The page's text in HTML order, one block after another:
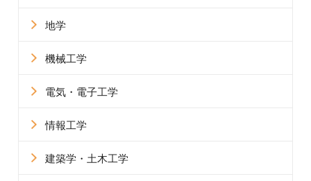
地学
機械工学
電気・電子工学
情報工学
建築学・土木工学